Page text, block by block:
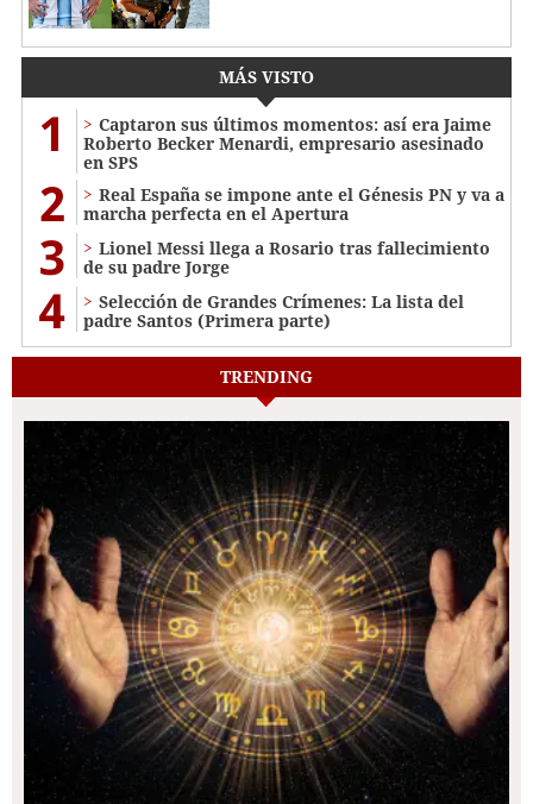
MÁS VISTO
1
Captaron sus últimos momentos: así era Jaime
Roberto Becker Menardi​​​, empresario asesinado
en SPS
2
Real España se impone ante el Génesis PN y va a
marcha perfecta en el Apertura
3
Lionel Messi llega a Rosario tras fallecimiento
de su padre Jorge
4
Selección de Grandes Crímenes: La lista del
padre Santos (Primera parte)
TRENDING